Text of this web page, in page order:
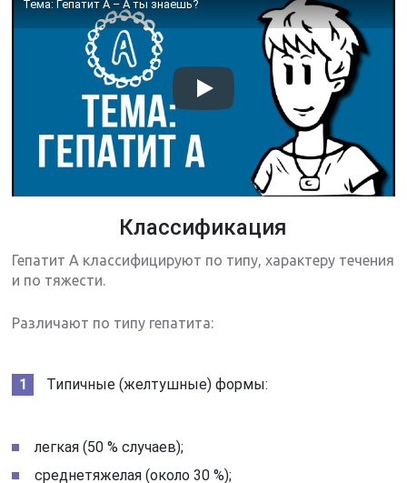
Тема: Гепатит А – А ты знаешь?
Классификация
Гепатит А классифицируют по типу, характеру течения
и по тяжести.
Различают по типу гепатита:
Типичные (желтушные) формы:
легкая (50 % случаев);
среднетяжелая (около 30 %);